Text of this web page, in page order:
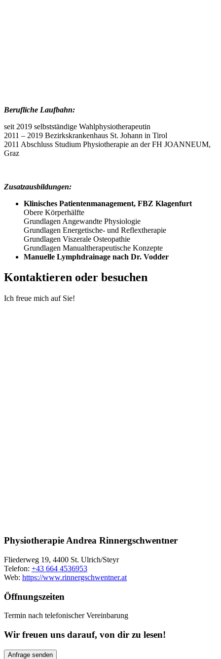
Berufliche Laufbahn:
seit 2019 selbstständige Wahlphysiotherapeutin
2011 – 2019 Bezirkskrankenhaus St. Johann in Tirol
2011 Abschluss Studium Physiotherapie an der FH JOANNEUM,
Graz
Zusatzausbildungen:
Klinisches Patientenmanagement, FBZ Klagenfurt
Obere Körperhälfte
Grundlagen Angewandte Physiologie
Grundlagen Energetische- und Reflextherapie
Grundlagen Viszerale Osteopathie
Grundlagen Manualtherapeutische Konzepte
Manuelle Lymphdrainage nach Dr. Vodder
Kontaktieren oder besuchen
Ich freue mich auf Sie!
Physiotherapie Andrea Rinnergschwentner
Fliederweg 19, 4400 St. Ulrich/Steyr
Telefon: +43 664 4536953
Web: https://www.rinnergschwentner.at
Öffnungszeiten
Termin nach telefonischer Vereinbarung
Wir freuen uns darauf, von dir zu lesen!
Anfrage senden